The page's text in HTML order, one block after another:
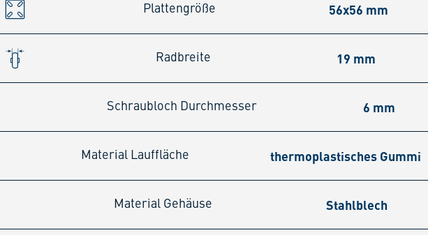
Plattengröße 56x56 mm
Radbreite 19 mm
Schraubloch Durchmesser 6 mm
Material Lauffläche thermoplastisches Gummi
Material Gehäuse Stahlblech